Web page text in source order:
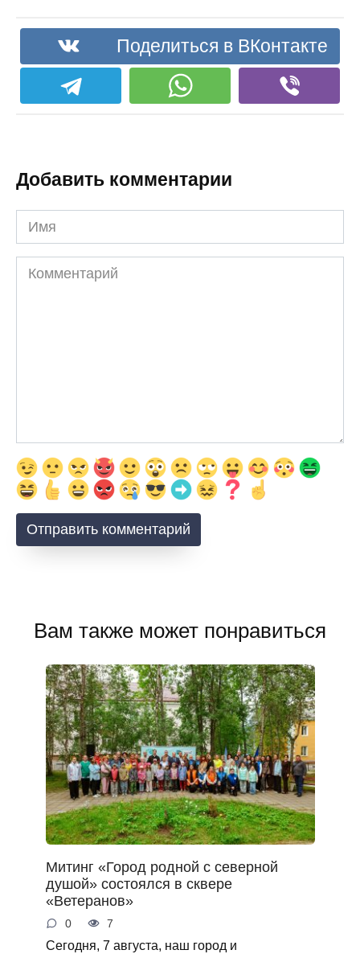
Поделиться в ВКонтакте
Добавить комментарии
Имя
Комментарий
Вам также может понравиться
Митинг «Город родной с северной
душой» состоялся в сквере
«Ветеранов»
0 7
Сегодня, 7 августа, наш город и